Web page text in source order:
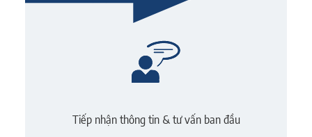
Tiếp nhận thông tin & tư vấn ban đầu